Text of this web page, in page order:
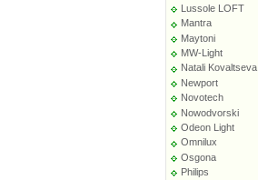
Lussole LOFT
Mantra
Maytoni
MW-Light
Natali Kovaltseva
Newport
Novotech
Nowodvorski
Odeon Light
Omnilux
Osgona
Philips